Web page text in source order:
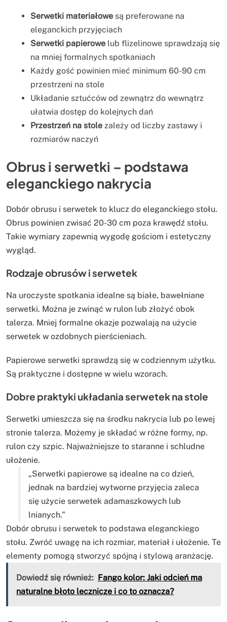
Serwetki materiałowe są preferowane na
eleganckich przyjęciach
Serwetki papierowe lub flizelinowe sprawdzają się
na mniej formalnych spotkaniach
Każdy gość powinien mieć minimum 60-90 cm
przestrzeni na stole
Układanie sztućców od zewnątrz do wewnątrz
ułatwia dostęp do kolejnych dań
Przestrzeń na stole zależy od liczby zastawy i
rozmiarów naczyń
Obrus i serwetki – podstawa
eleganckiego nakrycia
Dobór obrusu i serwetek to klucz do eleganckiego stołu.
Obrus powinien zwisać 20-30 cm poza krawędź stołu.
Takie wymiary zapewnią wygodę gościom i estetyczny
wygląd.
Rodzaje obrusów i serwetek
Na uroczyste spotkania idealne są białe, bawełniane
serwetki. Można je zwinąć w rulon lub złożyć obok
talerza. Mniej formalne okazje pozwalają na użycie
serwetek w ozdobnych pierścieniach.
Papierowe serwetki sprawdzą się w codziennym użytku.
Są praktyczne i dostępne w wielu wzorach.
Dobre praktyki układania serwetek na stole
Serwetki umieszcza się na środku nakrycia lub po lewej
stronie talerza. Możemy je składać w różne formy, np.
rulon czy szpic. Najważniejsze to staranne i schludne
ułożenie.
„Serwetki papierowe są idealne na co dzień,
jednak na bardziej wytworne przyjęcia zaleca
się użycie serwetek adamaszkowych lub
lnianych.”
Dobór obrusu i serwetek to podstawa eleganckiego
stołu. Zwróć uwagę na ich rozmiar, materiał i ułożenie. Te
elementy pomogą stworzyć spójną i stylową aranżację.
Dowiedź się również: Fango kolor: Jaki odcień ma
naturalne błoto lecznicze i co to oznacza?